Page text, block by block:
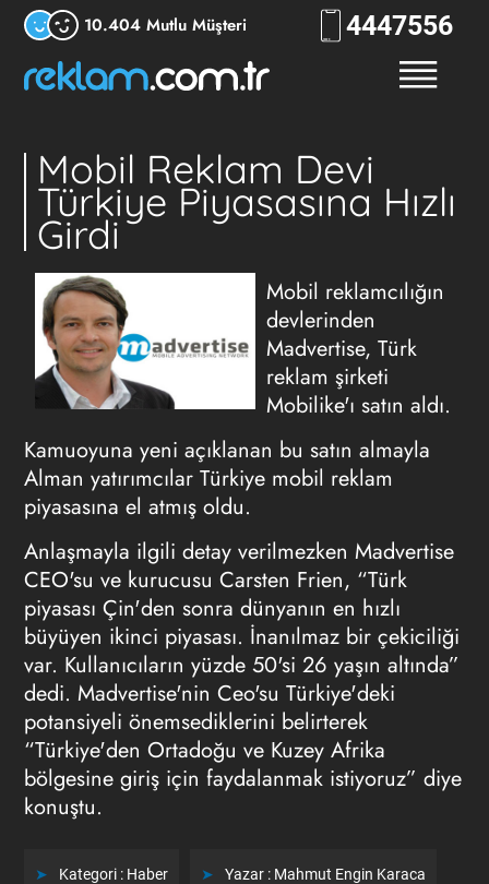
10.404 Mutlu Müşteri 444RKLM
Mobil Reklam Devi
Türkiye Piyasasına Hızlı
Girdi
Mobil reklamcılığın
devlerinden
Madvertise, Türk
reklam şirketi
Mobilike'ı satın aldı.
Kamuoyuna yeni açıklanan bu satın almayla
Alman yatırımcılar Türkiye mobil reklam
piyasasına el atmış oldu.
Anlaşmayla ilgili detay verilmezken Madvertise
CEO'su ve kurucusu Carsten Frien, “Türk
piyasası Çin'den sonra dünyanın en hızlı
büyüyen ikinci piyasası. İnanılmaz bir çekiciliği
var. Kullanıcıların yüzde 50'si 26 yaşın altında”
dedi. Madvertise'nin Ceo'su Türkiye'deki
potansiyeli önemsediklerini belirterek
“Türkiye'den Ortadoğu ve Kuzey Afrika
bölgesine giriş için faydalanmak istiyoruz” diye
konuştu.
Kategori : Haber Yazar : Mahmut Engin Karaca